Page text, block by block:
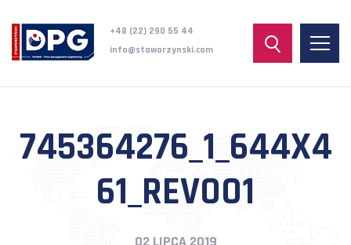
+48 (22) 290 55 44
info@staworzynski.com
745364276_1_644X4
61_REV001